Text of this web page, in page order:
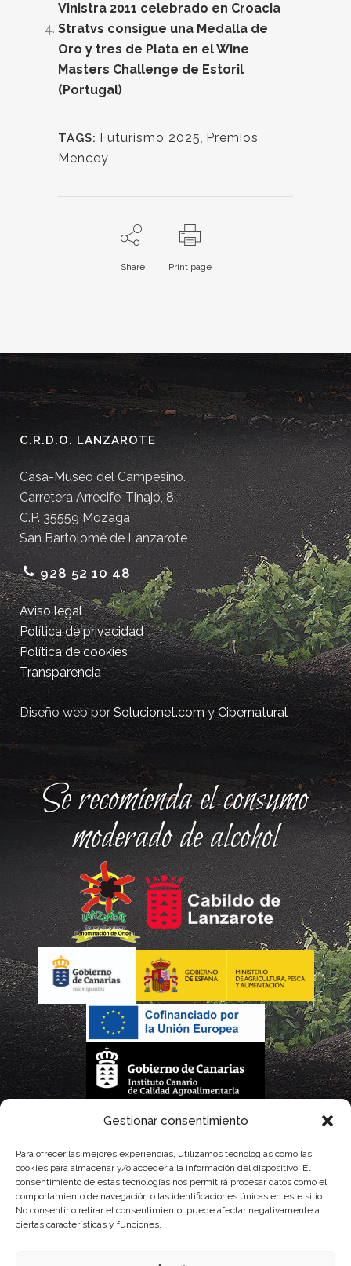
Gestionar consentimiento
Para ofrecer las mejores experiencias, utilizamos tecnologías como las
cookies para almacenar y/o acceder a la información del dispositivo. El
consentimiento de estas tecnologías nos permitirá procesar datos como el
comportamiento de navegación o las identificaciones únicas en este sitio.
No consentir o retirar el consentimiento, puede afectar negativamente a
ciertas características y funciones.
Vinistra 2011 celebrado en Croacia
Stratvs consigue una Medalla de
Oro y tres de Plata en el Wine
Masters Challenge de Estoril
(Portugal)
TAGS: Futurismo 2025, Premios
Mencey
Share Print page
C.R.D.O. LANZAROTE
Casa-Museo del Campesino.
Carretera Arrecife-Tinajo, 8.
C.P. 35559 Mozaga
San Bartolomé de Lanzarote
928 52 10 48
Aviso legal
Política de privacidad
Política de cookies
Transparencia
Diseño web porSolucionet.comyCibernatural
Se recomienda el consumo
moderado de alcohol
La gestión de la DOP Lanzarote realizada por este Consejo Regulador es financiada,
con fondos provenientes del presupuesto de gastos del Instituto Canario de
Calidad Agroalimentaria